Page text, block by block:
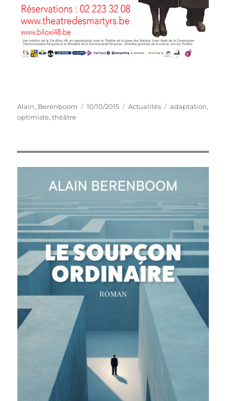
Auteur
Alain_Berenboom
Publié
10/10/2015 Catégories
Actualités Étiquettes
adaptation,
optimiste,théâtre